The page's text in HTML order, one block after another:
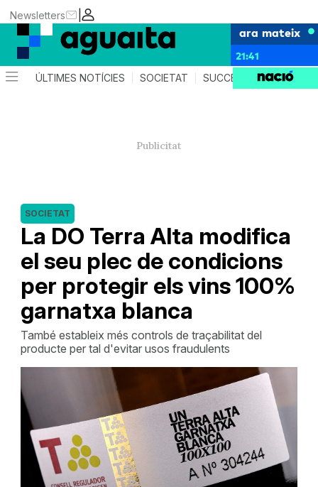
|
Newsletters
ara mateix
21:41
ÚLTIMES NOTÍCIES SOCIETAT SUCCESSOS AGENDA
La DO Terra Alta modifica
el seu plec de condicions
per protegir els vins 100%
garnatxa blanca
SOCIETAT
També estableix més controls de traçabilitat del
producte per tal d'evitar usos fraudulents